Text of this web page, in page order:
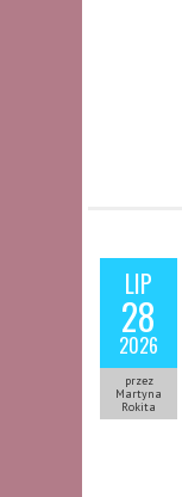
LIP
28
2026
przez
Martyna
Rokita